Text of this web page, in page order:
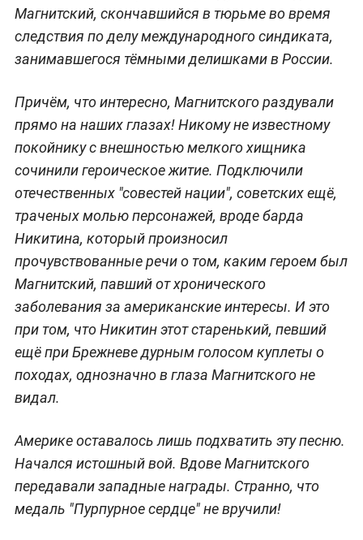
Магнитский, скончавшийся в тюрьме во время
следствия по делу международного синдиката,
занимавшегося тёмными делишками в России.
Причём, что интересно, Магнитского раздували
прямо на наших глазах! Никому не известному
покойнику с внешностью мелкого хищника
сочинили героическое житие. Подключили
отечественных "совестей нации", советских ещё,
траченых молью персонажей, вроде барда
Никитина, который произносил
прочувствованные речи о том, каким героем был
Магнитский, павший от хронического
заболевания за американские интересы. И это
при том, что Никитин этот старенький, певший
ещё при Брежневе дурным голосом куплеты о
походах, однозначно в глаза Магнитского не
видал.
Америке оставалось лишь подхватить эту песню.
Начался истошный вой. Вдове Магнитского
передавали западные награды. Странно, что
медаль "Пурпурное сердце" не вручили!